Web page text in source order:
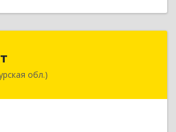
обл.)
обл, Железногорск г, Ленина ул,